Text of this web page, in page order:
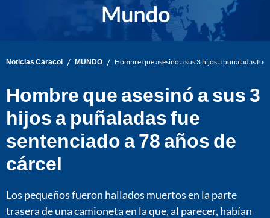
Noticias Caracol / MUNDO / Hombre que asesinó a sus 3 hijos a puñaladas
Hombre que asesinó a sus 3
hijos a puñaladas fue
sentenciado a 78 años de
cárcel
Los pequeños fueron hallados muertos en la parte
trasera de una camioneta en la que, al parecer, habían